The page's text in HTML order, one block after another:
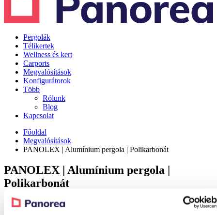
Pergolák
Télikertek
Wellness és kert
Carports
Megvalósítások
Konfigurátorok
Több
Rólunk
Blog
Kapcsolat
Főoldal
Megvalósítások
PANOLEX | Alumínium pergola | Polikarbonát
PANOLEX | Alumínium pergola |
Polikarbonát
Részlet